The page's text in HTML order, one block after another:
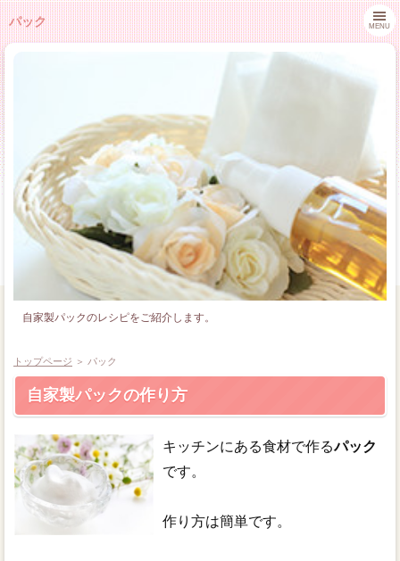
パック
自家製パックのレシピをご紹介します。
MENU
目次（サイトマップ)
【重要】手作り化粧品の注意とお願い
トップページ ＞ パック
自家製パックの作り方
キッチンにある食材で作るパック
です。
作り方は簡単です。